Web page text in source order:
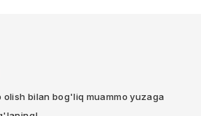
olish bilan bog'liq muammo yuzaga